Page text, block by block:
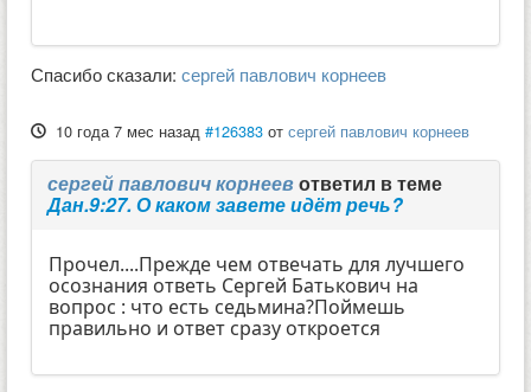
Спасибо сказали: сергей павлович корнеев
10 года 7 мес назад #126383 отсергей павлович корнеев
сергей павлович корнеевответил в теме
Дан.9:27. О каком завете идёт речь?
Прочел....Прежде чем отвечать для лучшего
осознания ответь Сергей Батькович на
вопрос : что есть седьмина?Поймешь
правильно и ответ сразу откроется